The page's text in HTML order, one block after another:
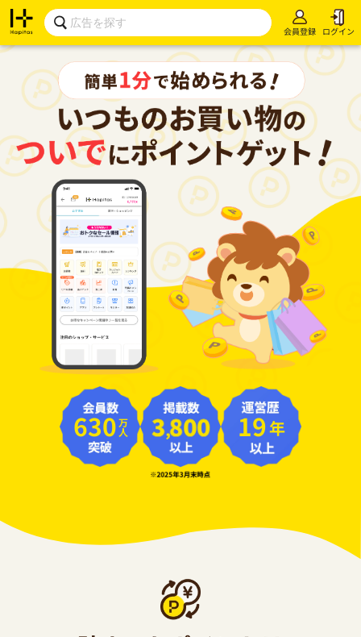
会員登録 ログイン
630万人 19年